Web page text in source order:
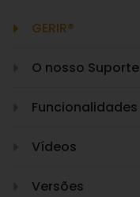
GERIR®
O nosso Suporte
Funcionalidades
Vídeos
Versões